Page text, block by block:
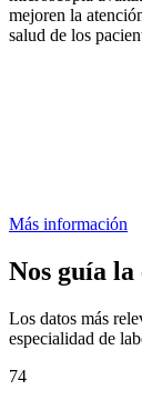
mejoren la
salud de los
Más información
Nos guía la
Los datos más
especialidad de
74